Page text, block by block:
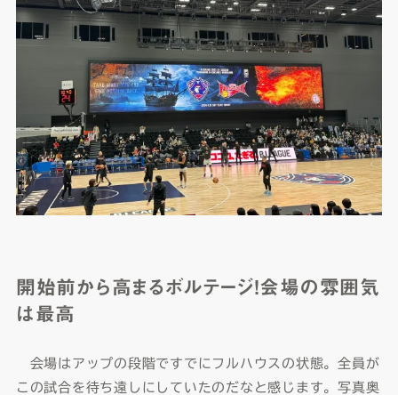
開始前から高まるボルテージ！会場の雰囲気
は最高
会場はアップの段階ですでにフルハウスの状態。全員が
この試合を待ち遠しにしていたのだなと感じます。写真奥